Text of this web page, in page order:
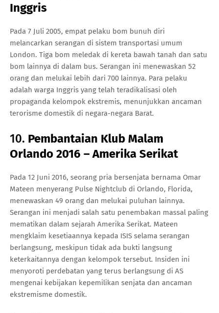
Inggris
Pada 7 Juli 2005, empat pelaku bom bunuh diri
melancarkan serangan di sistem transportasi umum
London. Tiga bom meledak di kereta bawah tanah dan satu
bom lainnya di dalam bus. Serangan ini menewaskan 52
orang dan melukai lebih dari 700 lainnya. Para pelaku
adalah warga Inggris yang telah teradikalisasi oleh
propaganda kelompok ekstremis, menunjukkan ancaman
terorisme domestik di negara-negara Barat.
10. Pembantaian Klub Malam
Orlando 2016 – Amerika Serikat
Pada 12 Juni 2016, seorang pria bersenjata bernama Omar
Mateen menyerang Pulse Nightclub di Orlando, Florida,
menewaskan 49 orang dan melukai puluhan lainnya.
Serangan ini menjadi salah satu penembakan massal paling
mematikan dalam sejarah Amerika Serikat. Mateen
mengklaim kesetiaannya kepada ISIS selama serangan
berlangsung, meskipun tidak ada bukti langsung
keterkaitannya dengan kelompok tersebut. Insiden ini
menyoroti perdebatan yang terus berlangsung di AS
mengenai kebijakan kepemilikan senjata dan ancaman
ekstremisme domestik.